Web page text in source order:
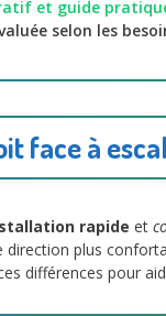
et guide
selon les
face à
rapide et
plus
différences pour